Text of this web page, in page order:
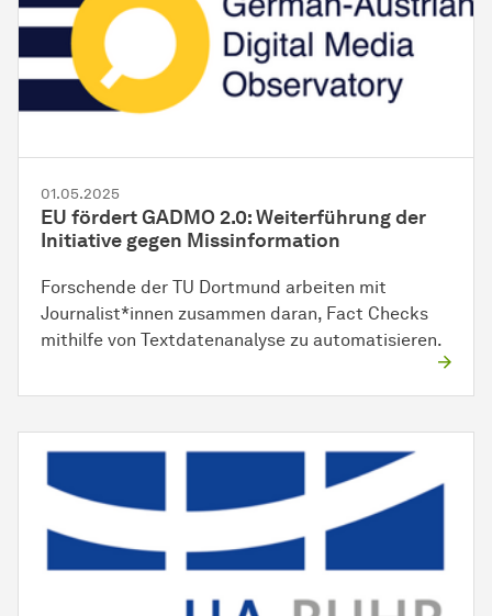
01.05.2025
EU fördert GADMO 2.0: Weiterführung der
Initiative gegen Missinformation
Forschende der TU Dortmund arbeiten mit
Journalist*innen zusammen daran, Fact Checks
mithilfe von Textdatenanalyse zu automatisieren.